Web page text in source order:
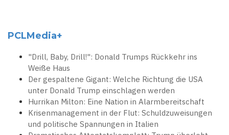
PCLMedia+
"Drill, Baby, Drill!": Donald Trumps Rückkehr ins
Weiße Haus
Der gespaltene Gigant: Welche Richtung die USA
unter Donald Trump einschlagen werden
Hurrikan Milton: Eine Nation in Alarmbereitschaft
Krisenmanagement in der Flut: Schuldzuweisungen
und politische Spannungen in Italien